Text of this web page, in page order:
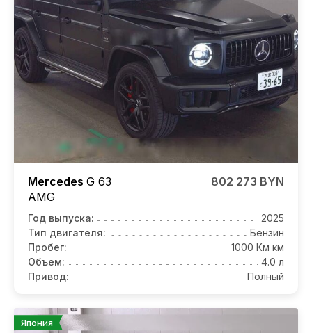
Mercedes G 63
AMG
802 273 BYN
Год выпуска:
2025
Тип двигателя:
Бензин
Пробег:
1000 Км км
Объем:
4.0 л
Привод:
Полный
Япония